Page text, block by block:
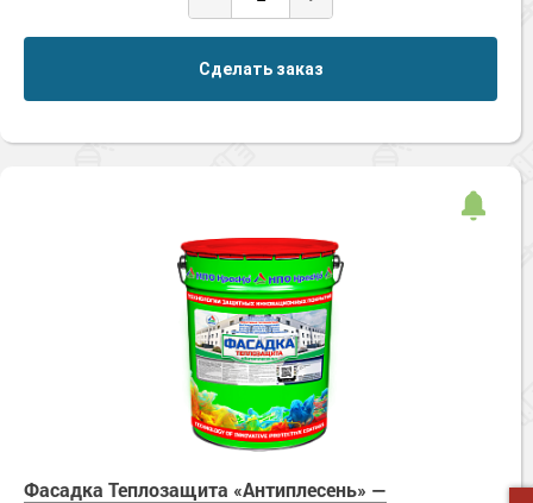
Сделать заказ
Фасадка Теплозащита «Антиплесень» —